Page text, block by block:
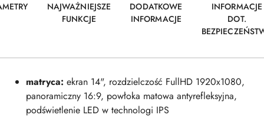
NAJWAŻNIEJSZE
FUNKCJE
DODATKOWE
INFORMACJE
INFORMACJE
DOT.
matryca: ekran 14", rozdzielczość FullHD 1920x1080,
panoramiczny 16:9, powłoka matowa antyrefleksyjna,
podświetlenie LED w technologi IPS